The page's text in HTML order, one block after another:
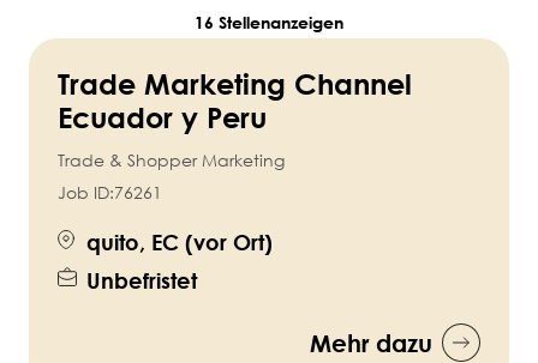
16 Stellenanzeigen
Trade Marketing Channel
Ecuador y Peru
Trade & Shopper Marketing
Job ID:76261
quito, EC (vor Ort)
Unbefristet
Mehr dazu